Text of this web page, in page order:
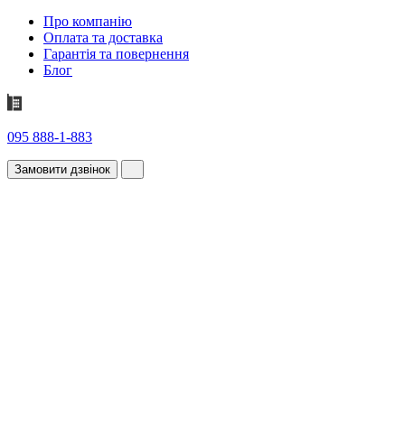
Про компанію
Оплата та доставка
Гарантія та повернення
Блог
095 888-1-883
Замовити дзвінок